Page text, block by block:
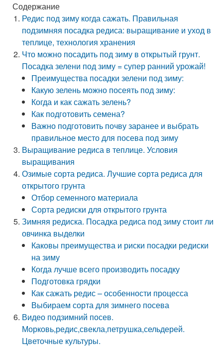
Содержание
Редис под зиму когда сажать. Правильная
подзимняя посадка редиса: выращивание и уход в
теплице, технология хранения
Что можно посадить под зиму в открытый грунт.
Посадка зелени под зиму = супер ранний урожай!
Преимущества посадки зелени под зиму:
Какую зелень можно посеять под зиму:
Когда и как сажать зелень?
Как подготовить семена?
Важно подготовить почву заранее и выбрать
правильное место для посева под зиму
Выращивание редиса в теплице. Условия
выращивания
Озимые сорта редиса. Лучшие сорта редиса для
открытого грунта
Отбор семенного материала
Сорта редиски для открытого грунта
Зимняя редиска. Посадка редиса под зиму стоит ли
овчинка выделки
Каковы преимущества и риски посадки редиски
на зиму
Когда лучше всего производить посадку
Подготовка грядки
Как сажать редис – особенности процесса
Выбираем сорта для зимнего посева
Видео подзимний посев.
Морковь,редис,свекла,петрушка,сельдерей.
Цветочные культуры.